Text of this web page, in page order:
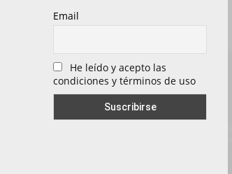
Email
He leído y acepto las
condiciones y términos de uso